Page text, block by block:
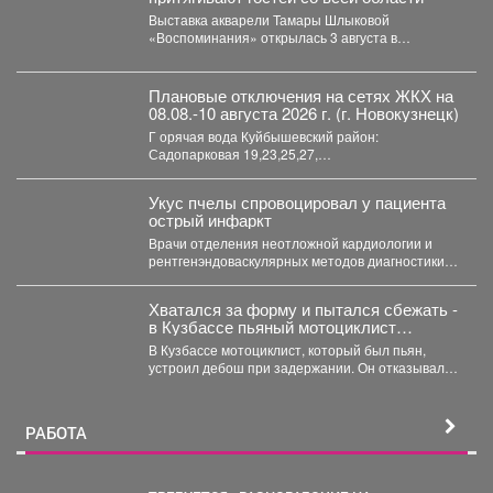
Выставка акварели Тамары Шлыковой
«Воспоминания» открылась 3 августа в
Плановые отключения на сетях ЖКХ на
08.08.-10 августа 2026 г. (г. Новокузнецк)
Г орячая вода Куйбышевский район:
Садопарковая 19,23,25,27,
Укус пчелы спровоцировал у пациента
острый инфаркт
Врачи отделения неотложной кардиологии и
рентгенэндоваскулярных методов диагностики и
Хватался за форму и пытался сбежать -
в Кузбассе пьяный мотоциклист
устроил "шоу" при задержании
В Кузбассе мотоциклист, который был пьян,
устроил дебош при задержании. Он отказывался
РАБОТА